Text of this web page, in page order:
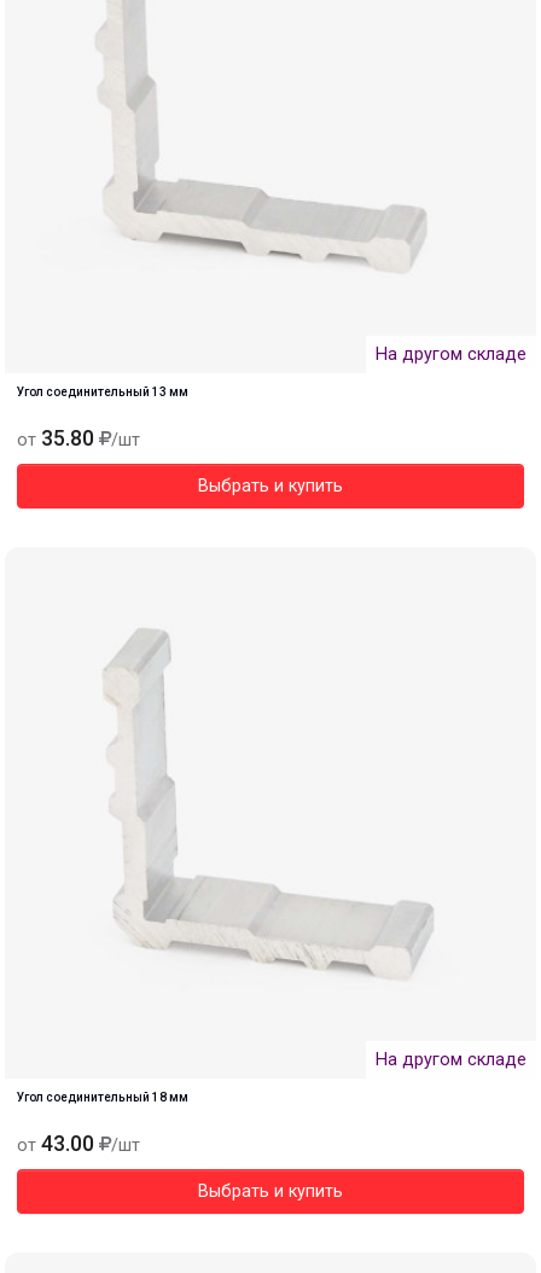
На другом складе
Угол соединительный 13 мм
от 35.80 /шт
Выбрать и купить
На другом складе
Угол соединительный 18 мм
от 43.00 /шт
Выбрать и купить